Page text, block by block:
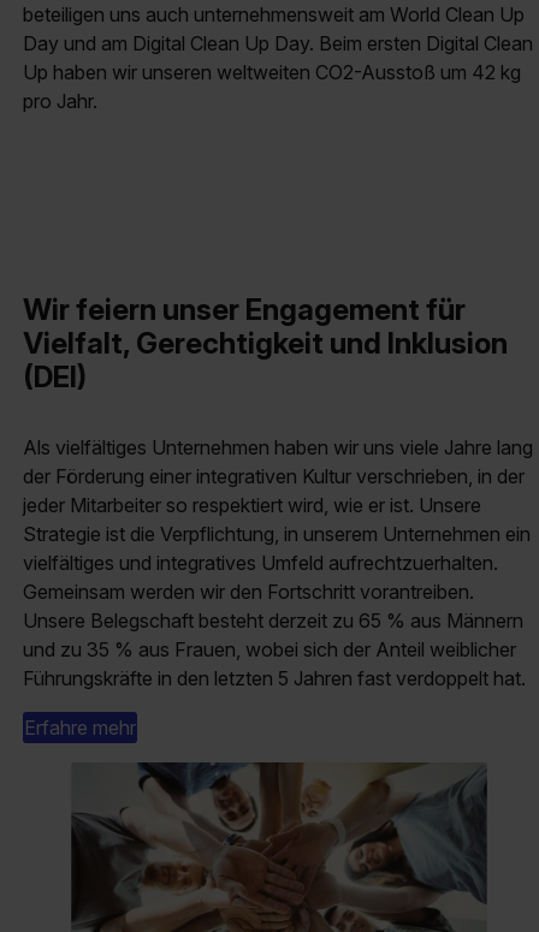
beteiligen uns auch unternehmensweit am World Clean Up
Day und am Digital Clean Up Day. Beim ersten Digital Clean
Up haben wir unseren weltweiten CO2-Ausstoß um 42 kg
pro Jahr.​
Wir feiern unser Engagement für
Vielfalt, Gerechtigkeit und Inklusion
(DEI)
Als vielfältiges Unternehmen haben wir uns viele Jahre lang
der Förderung einer integrativen Kultur verschrieben, in der
jeder Mitarbeiter so respektiert wird, wie er ist. Unsere
Strategie ist die Verpflichtung, in unserem Unternehmen ein
vielfältiges und integratives Umfeld aufrechtzuerhalten.
Gemeinsam werden wir den Fortschritt vorantreiben.
Unsere Belegschaft besteht derzeit zu 65 % aus Männern
und zu 35 % aus Frauen, wobei sich der Anteil weiblicher
Führungskräfte in den letzten 5 Jahren fast verdoppelt hat.
Erfahre mehr